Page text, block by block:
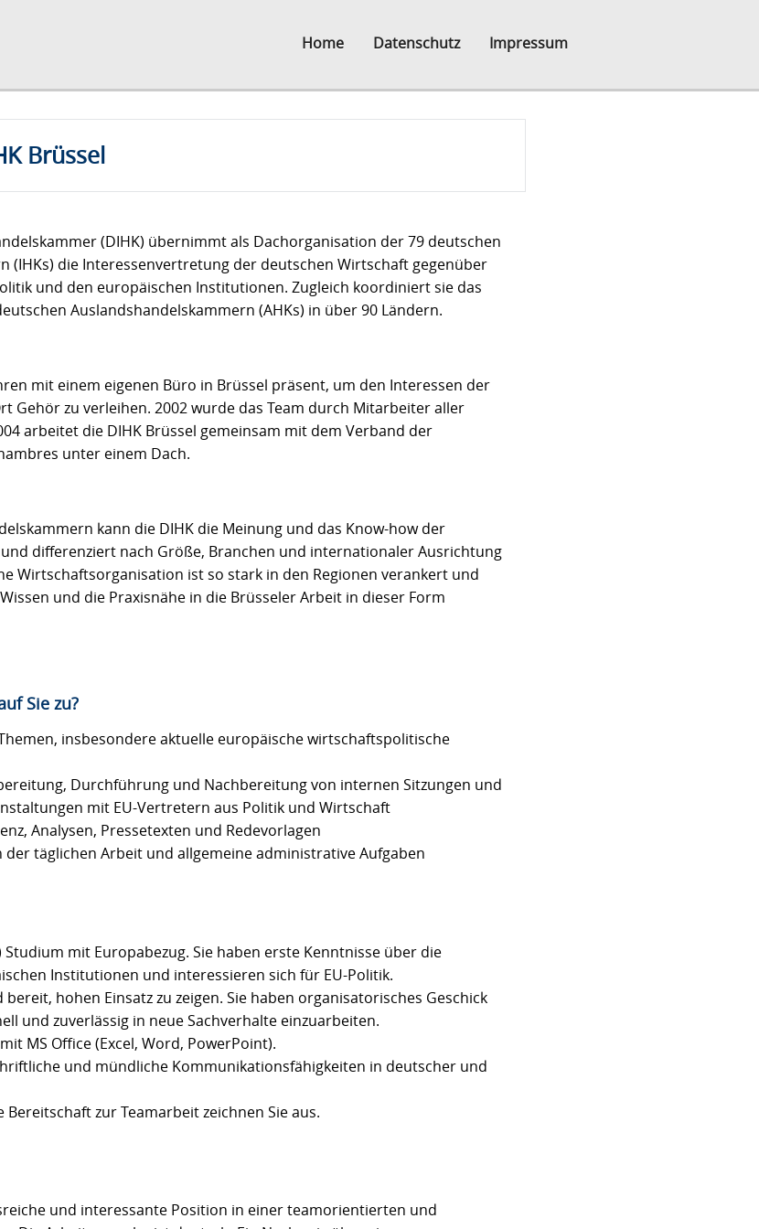
Home Datenschutz Impressum
Brüssel
(DIHK) übernimmt als Dachorganisation der 79 deutschen
(IHKs) die Interessenvertretung der deutschen Wirtschaft gegenüber
und den europäischen Institutionen. Zugleich koordiniert sie das
Auslandshandelskammern (AHKs) in über 90 Ländern.
mit einem eigenen Büro in Brüssel präsent, um den Interessen der
Gehör zu verleihen. 2002 wurde das Team durch Mitarbeiter aller
arbeitet die DIHK Brüssel gemeinsam mit dem Verband der
unter einem Dach.
kann die DIHK die Meinung und das Know-how der
differenziert nach Größe, Branchen und internationaler Ausrichtung
Wirtschaftsorganisation ist so stark in den Regionen verankert und
und die Praxisnähe in die Brüsseler Arbeit in dieser Form
Sie zu?
insbesondere aktuelle europäische wirtschaftspolitische
Durchführung und Nachbereitung von internen Sitzungen und
mit EU-Vertretern aus Politik und Wirtschaft
Analysen, Pressetexten und Redevorlagen
täglichen Arbeit und allgemeine administrative Aufgaben
Studium mit Europabezug. Sie haben erste Kenntnisse über die
Institutionen und interessieren sich für EU-Politik.
hohen Einsatz zu zeigen. Sie haben organisatorisches Geschick
und zuverlässig in neue Sachverhalte einzuarbeiten.
MS Office (Excel, Word, PowerPoint).
und mündliche Kommunikationsfähigkeiten in deutscher und
zur Teamarbeit zeichnen Sie aus.
und interessante Position in einer teamorientierten und